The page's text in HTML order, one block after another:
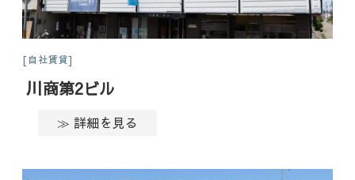
自社賃貸
川商第2ビル
≫ 詳細を見る